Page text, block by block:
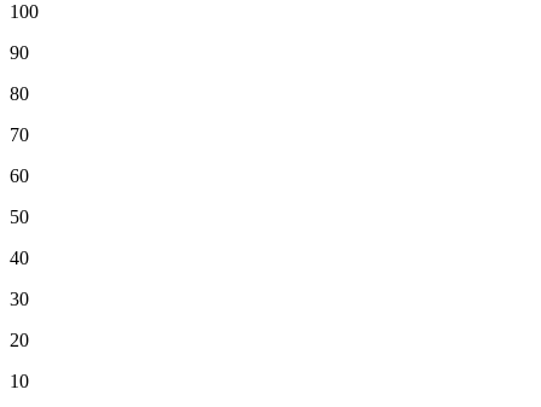
100
90
80
70
60
50
40
30
20
10